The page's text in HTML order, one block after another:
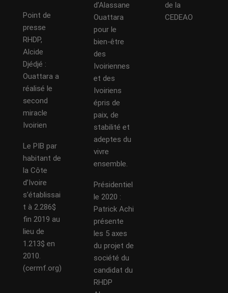
Point de
presse
RHDP,
Alcide
Djédjé :
Ouattara a
réalisé le
second
miracle
Ivoirien
Le PIB par
habitant de
la Côte
d’Ivoire
s’établissai
t à 2.286$
fin 2019 au
lieu de
1.213$ en
2010.
(cermf.org)
d’Alassane
Ouattara
pour le
bien-être
des
Ivoiriennes
et des
Ivoiriens
épris de
paix, de
stabilité et
adeptes du
vivre
ensemble.
Présidentiel
le 2020 :
Patrick Achi
présente
les 5 axes
du projet de
société du
candidat du
RHDP
de la
CEDEAO